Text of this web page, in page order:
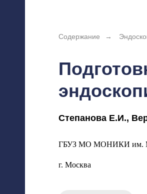
Содержание →
Степанова Е.И.,
ГБУЗ МО МОНИКИ им.
г. Москва